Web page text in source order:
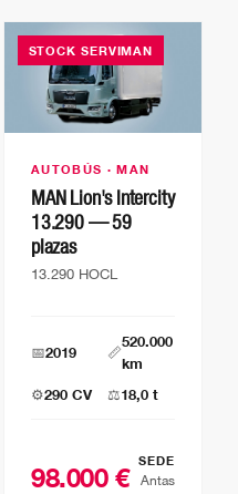
STOCK SERVIMAN
AUTOBÚS · MAN
MAN Lion's Intercity
13.290 — 59
plazas
13.290 HOCL
📅2019 📏
520.000
km
⚙️290 CV ⚖️18,0 t
98.000 €
SEDE
Antas